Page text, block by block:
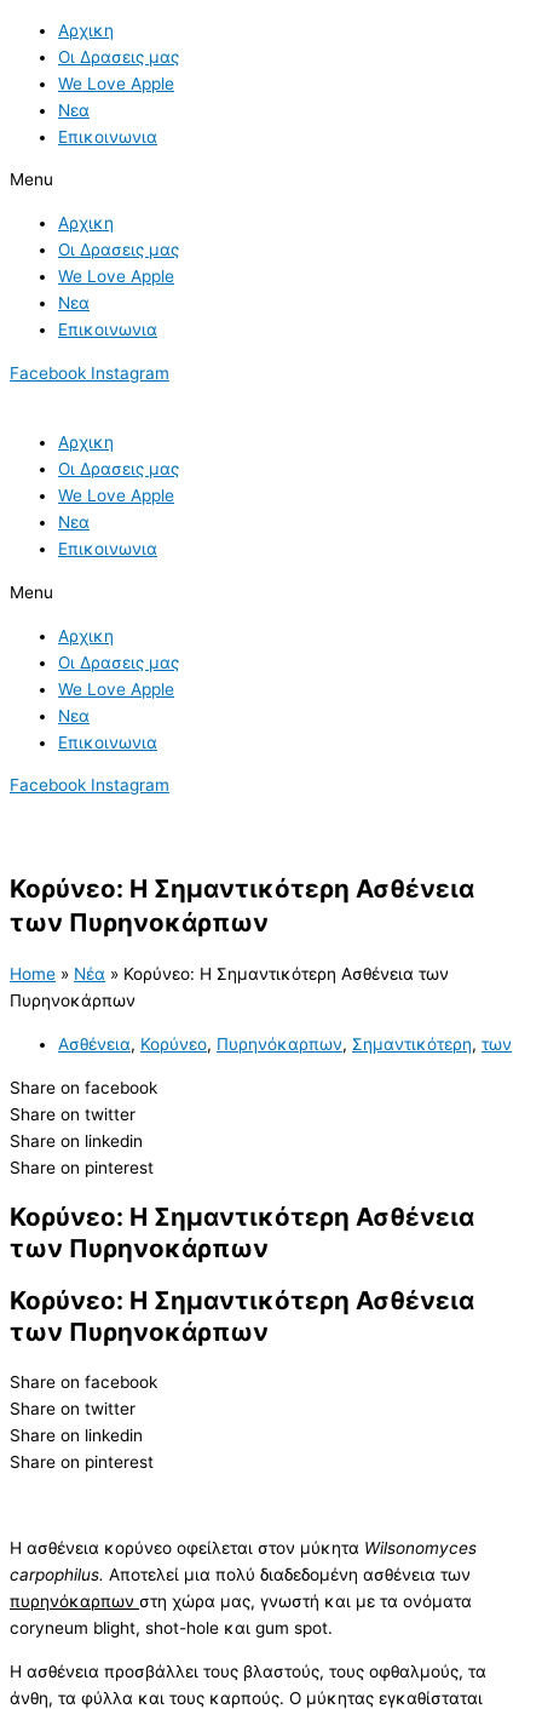
content
Αρχικη
Οι Δρασεις μας
We Love Apple
Νεα
Επικοινωνια
Menu
Αρχικη
Οι Δρασεις μας
We Love Apple
Νεα
Επικοινωνια
Facebook Instagram
Αρχικη
Οι Δρασεις μας
We Love Apple
Νεα
Επικοινωνια
Menu
Αρχικη
Οι Δρασεις μας
We Love Apple
Νεα
Επικοινωνια
Facebook Instagram
Κορύνεο: Η Σημαντικότερη Ασθένεια
των Πυρηνοκάρπων
Home » Νέα » Κορύνεο: Η Σημαντικότερη Ασθένεια των
Πυρηνοκάρπων
Ασθένεια, Κορύνεο, Πυρηνόκαρπων, Σημαντικότερη, των
Share on facebook
Share on twitter
Share on linkedin
Share on pinterest
Κορύνεο: Η Σημαντικότερη Ασθένεια
των Πυρηνοκάρπων
Κορύνεο: Η Σημαντικότερη Ασθένεια
των Πυρηνοκάρπων
Share on facebook
Share on twitter
Share on linkedin
Share on pinterest
Η ασθένεια κορύνεο οφείλεται στον μύκητα Wilsonomyces
carpophilus. Αποτελεί μια πολύ διαδεδομένη ασθένεια των
πυρηνόκαρπων στη χώρα μας, γνωστή και με τα ονόματα
coryneum blight, shot-hole και gum spot.
Η ασθένεια προσβάλλει τους βλαστούς, τους οφθαλμούς, τα
άνθη, τα φύλλα και τους καρπούς. Ο μύκητας εγκαθίσταται